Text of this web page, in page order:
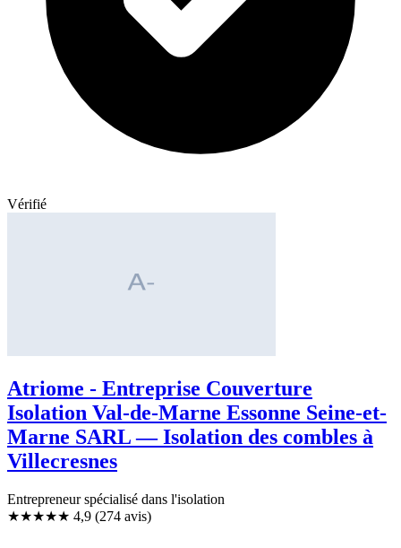
Vérifié
Atriome - Entreprise Couverture
Isolation Val-de-Marne Essonne Seine-et-
Marne SARL — Isolation des combles à
Villecresnes
Entrepreneur spécialisé dans l'isolation
★★★★★ 4,9 (274 avis)